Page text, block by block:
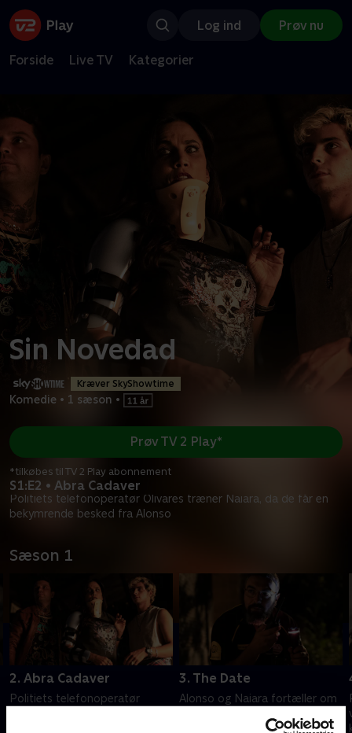
Log ind Prøv nu
Forside Live TV Kategorier
Sin Novedad
Kræver SkyShowtime
Komedie • 1 sæson •
S1:E2 • Abra Cadaver
Politiets telefonoperatør Olivares træner Naiara, da de får en
bekymrende besked fra Alonso
Prøv TV 2 Play*
*tilkøbes til TV 2 Play abonnement
Sæson 1
2. Abra Cadaver
Politiets telefonoperatør
3. The Date
Alonso og Naiara fortæller om
og Bony bortskaffer et lig